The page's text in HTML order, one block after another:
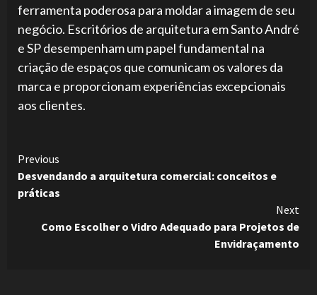
ferramenta poderosa para moldar a imagem de seu
negócio. Escritórios de arquitetura em Santo André
e SP desempenham um papel fundamental na
criação de espaços que comunicam os valores da
marca e proporcionam experiências excepcionais
aos clientes.
Continue
Reading
Previous
Desvendando a arquitetura comercial: conceitos e
práticas
Next
Como Escolher o Vidro Adequado para Projetos de
Envidraçamento